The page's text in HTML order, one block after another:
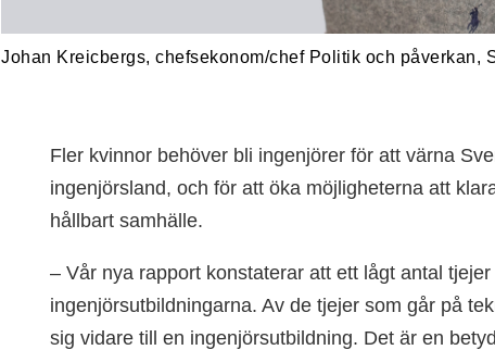
Johan Kreicbergs, chefsekonom/chef Politik och påverkan,
Fler kvinnor behöver bli ingenjörer för att värna
ingenjörsland, och för att öka möjligheterna att
hållbart samhälle.
– Vår nya rapport konstaterar att ett lågt antal
ingenjörsutbildningarna. Av de tjejer som går på
sig vidare till en ingenjörsutbildning. Det är en